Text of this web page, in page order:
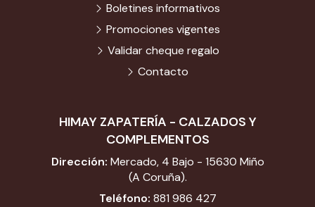
HIMAY ZAPATERÍA - CALZADOS Y
COMPLEMENTOS
Dirección: Mercado, 4 Bajo - 15630 Miño
(A Coruña).
Teléfono: 881 986 427
Boletines informativos
Promociones vigentes
Validar cheque regalo
Contacto